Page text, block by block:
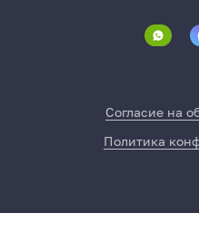
Согласие на
Политика